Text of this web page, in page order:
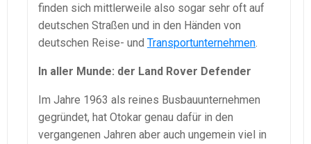
finden sich mittlerweile also sogar sehr oft auf
deutschen Straßen und in den Händen von
deutschen Reise- und Transportunternehmen.
In aller Munde: der Land Rover Defender
Im Jahre 1963 als reines Busbauunternehmen
gegründet, hat Otokar genau dafür in den
vergangenen Jahren aber auch ungemein viel in